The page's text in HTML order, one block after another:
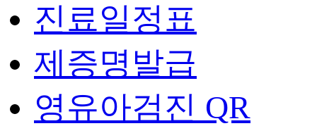
진료일정표
제증명발급
영유아검진 QR